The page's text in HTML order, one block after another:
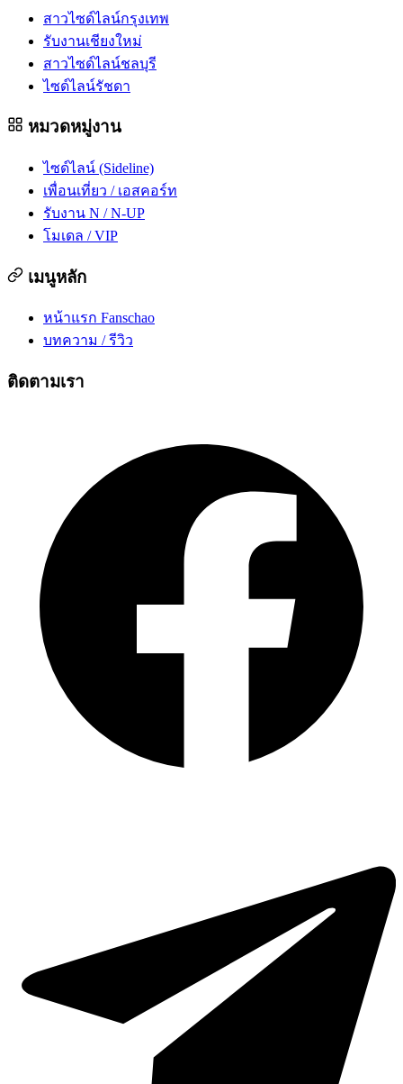
สาวไซด์ไลน์กรุงเทพ
รับงานเชียงใหม่
สาวไซด์ไลน์ชลบุรี
ไซด์ไลน์รัชดา
หมวดหมู่งาน
ไซด์ไลน์ (Sideline)
เพื่อนเที่ยว / เอสคอร์ท
รับงาน N / N-UP
โมเดล / VIP
เมนูหลัก
หน้าแรก Fanschao
บทความ / รีวิว
ติดตามเรา